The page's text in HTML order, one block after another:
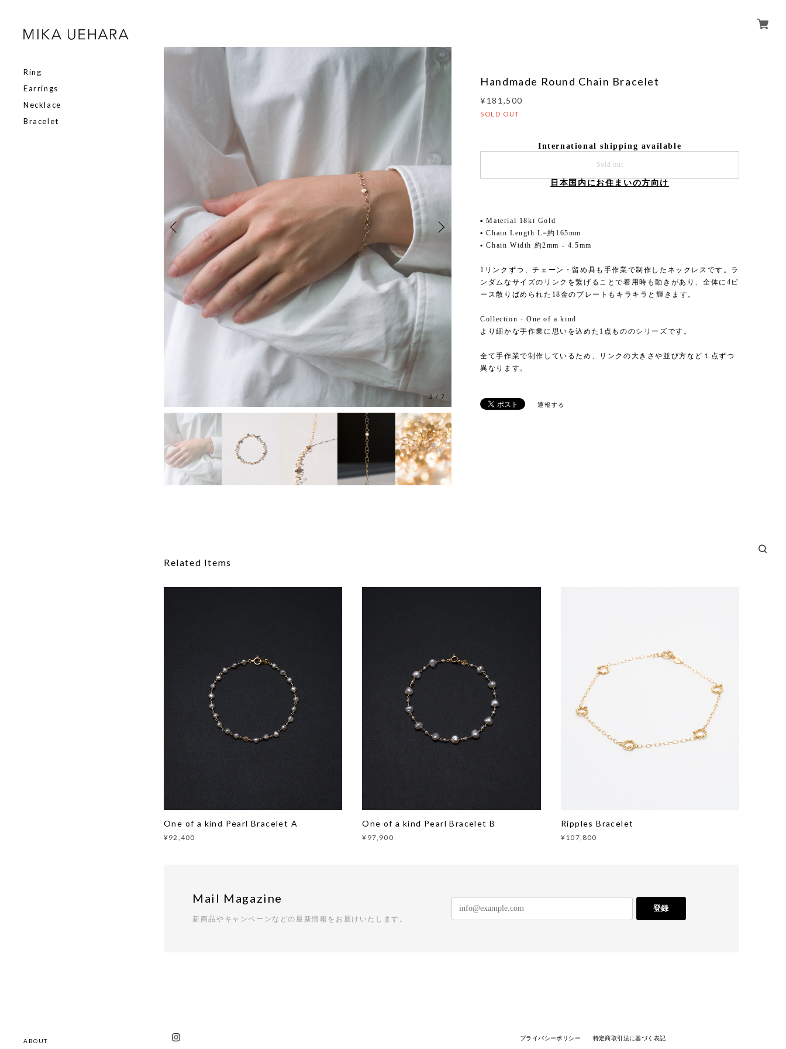
Ring
Earrings
Necklace
Bracelet
ABOUT
3/7
Handmade Round Chain Bracelet
¥181,500
SOLD OUT
International shipping available
Sold out
日本国内にお住まいの方向け
▪ Material 18kt Gold
▪ Chain Length L=約165mm
▪ Chain Width 約2mm - 4.5mm
1リンクずつ、チェーン・留め具も手作業で制作したネックレスです。ラ
ンダムなサイズのリンクを繋げることで着用時も動きがあり、全体に4ピ
ース散りばめられた18金のプレートもキラキラと輝きます。
Collection - One of a kind
より細かな手作業に思いを込めた1点もののシリーズです。
全て手作業で制作しているため、リンクの大きさや並び方など１点ずつ
異なります。
通報する
Related Items
One of a kind Pearl Bracelet A
¥92,400
One of a kind Pearl Bracelet B
¥97,900
Ripples Bracelet
¥107,800
Mail Magazine
新商品やキャンペーンなどの最新情報をお届けいたします。
登録
プライバシーポリシー 特定商取引法に基づく表記